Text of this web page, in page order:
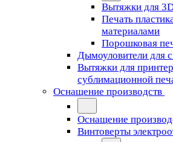
Вытяжки для
Печать
материалами
Порошковая
Дымоуловители для
Вытяжки для
сублимационной
Оснащение производств
Оснащение
Винтоверты